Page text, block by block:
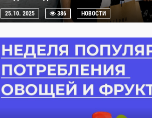
25.10. 2025 386 НОВОСТИ